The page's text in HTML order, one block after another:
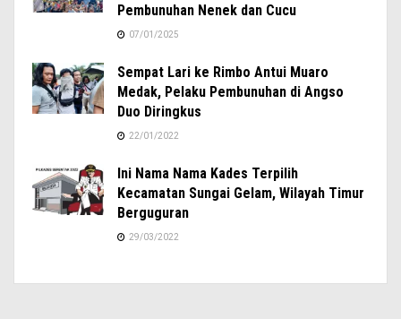
Pembunuhan Nenek dan Cucu
07/01/2025
Sempat Lari ke Rimbo Antui Muaro
Medak, Pelaku Pembunuhan di Angso
Duo Diringkus
22/01/2022
Ini Nama Nama Kades Terpilih
Kecamatan Sungai Gelam, Wilayah Timur
Berguguran
29/03/2022